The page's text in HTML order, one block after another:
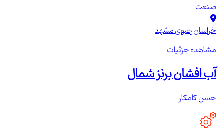
صنعت
خراسان رضویمشهد
مشاهده جزئیات
آب افشان برنز شمال
حسن کامکار